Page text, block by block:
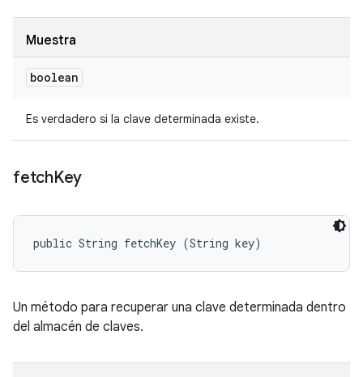
Muestra
boolean
Es verdadero si la clave determinada existe.
fetchKey
public String fetchKey (String key)
Un método para recuperar una clave determinada dentro
del almacén de claves.